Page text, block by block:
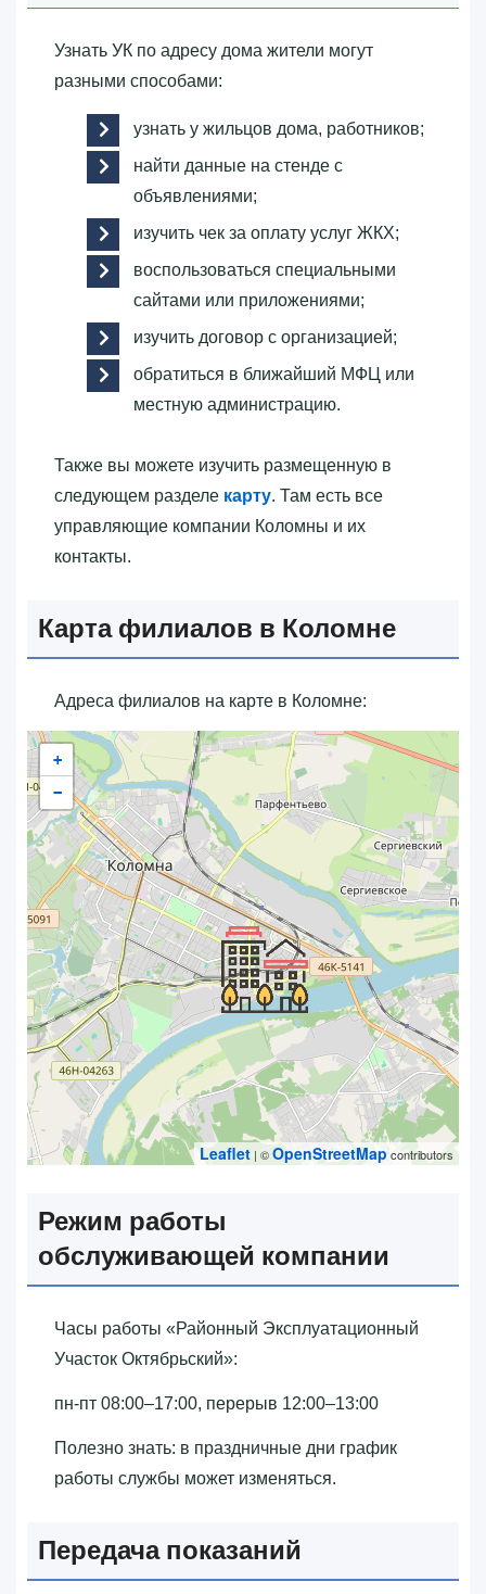
Узнать УК по адресу дома жители могут
разными способами:
узнать у жильцов дома, работников;
найти данные на стенде с
объявлениями;
изучить чек за оплату услуг ЖКХ;
воспользоваться специальными
сайтами или приложениями;
изучить договор с организацией;
обратиться в ближайший МФЦ или
местную администрацию.
Также вы можете изучить размещенную в
следующем разделе карту. Там есть все
управляющие компании Коломны и их
контакты.
Карта филиалов в Коломне
Адреса филиалов на карте в Коломне:
+
−
Leaflet | ©OpenStreetMapcontributors
Режим работы
обслуживающей компании
Часы работы «‎Районный Эксплуатационный
Участок Октябрьский»‎:
пн-пт 08:00–17:00, перерыв 12:00–13:00
Полезно знать: в праздничные дни график
работы службы может изменяться.
Передача показаний